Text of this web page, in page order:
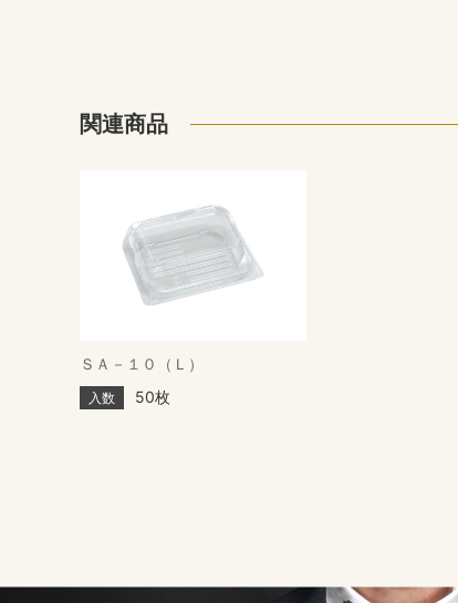
関連商品
ＳＡ－１０（Ｌ）
入数 50枚